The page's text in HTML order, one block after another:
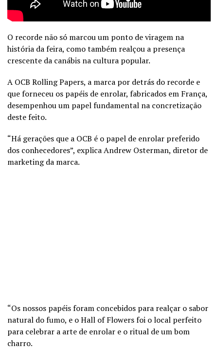
O recorde não só marcou um ponto de viragem na
história da feira, como também realçou a presença
crescente da canábis na cultura popular.
A OCB Rolling Papers, a marca por detrás do recorde e
que forneceu os papéis de enrolar, fabricados em França,
desempenhou um papel fundamental na concretização
deste feito.
“Há gerações que a OCB é o papel de enrolar preferido
dos conhecedores”, explica Andrew Osterman, diretor de
marketing da marca.
“Os nossos papéis foram concebidos para realçar o sabor
natural do fumo, e o Hall of Flowers foi o local perfeito
para celebrar a arte de enrolar e o ritual de um bom
charro.